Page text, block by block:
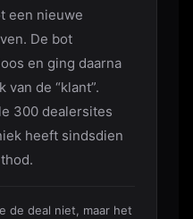
een nieuwe
De bot
en ging daarna
de “klant”.
300 dealersites
heeft sindsdien
de deal niet, maar het